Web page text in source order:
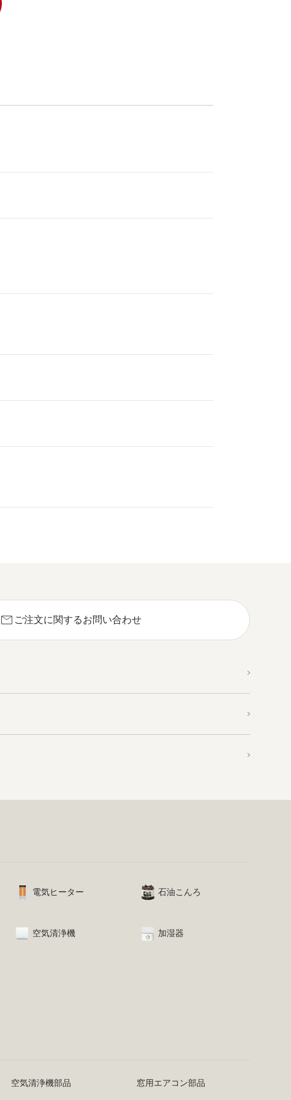
mail ご注文に関するお問い合わせ
電気ヒーター 石油こんろ
空気清浄機 加湿器
空気清浄機部品 窓用エアコン部品